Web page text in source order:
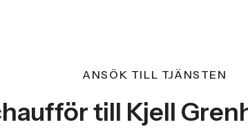
ANSÖK TILL TJÄNSTEN
till Kjell